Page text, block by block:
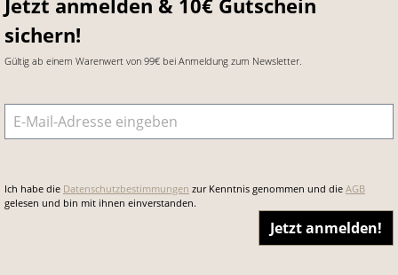
sichern!
Gültig ab einem Warenwert von 99€ bei Anmeldung zum Newsletter.
E-Mail-Adresse
Ich habe die Datenschutzbestimmungen zur Kenntnis genommen und die AGB
gelesen und bin mit ihnen einverstanden.
Jetzt anmelden!